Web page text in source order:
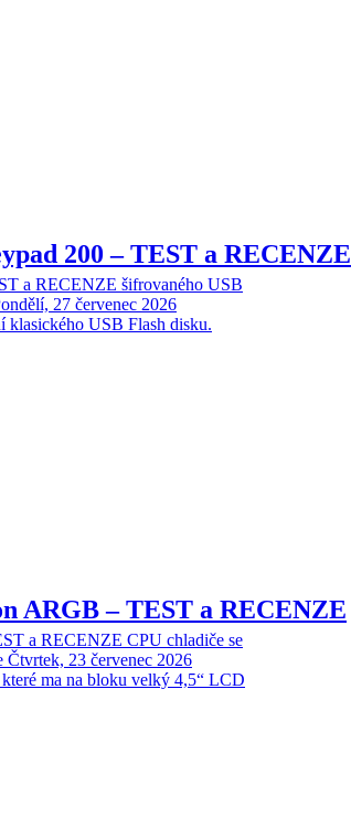
200 – TEST a RECENZE
a RECENZE šifrovaného USB
27 červenec 2026
klasického USB Flash disku.
ARGB – TEST a RECENZE
a RECENZE CPU chladiče se
Čtvrtek, 23 červenec 2026
ma na bloku velký 4,5“ LCD